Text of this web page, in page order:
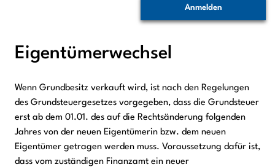
Anmelden
Eigentümerwechsel
Kurzbeschreibung
Wenn Grundbesitz verkauft wird, ist nach den Regelungen
des Grundsteuergesetzes vorgegeben, dass die Grundsteuer
erst ab dem 01.01. des auf die Rechtsänderung folgenden
Jahres von der neuen Eigentümerin bzw. dem neuen
Eigentümer getragen werden muss. Voraussetzung dafür ist,
dass vom zuständigen Finanzamt ein neuer